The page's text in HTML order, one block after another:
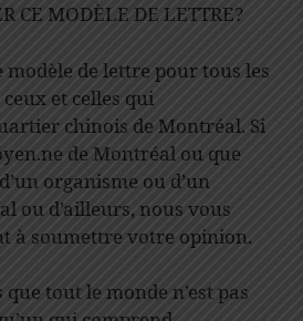
CE MODÈLE DE LETTRE?
modèle de lettre pour tous les
et celles qui
chinois de Montréal. Si
de Montréal ou que
organisme ou d’un
ou d’ailleurs, nous vous
à soumettre votre opinion.
tout le monde n’est pas